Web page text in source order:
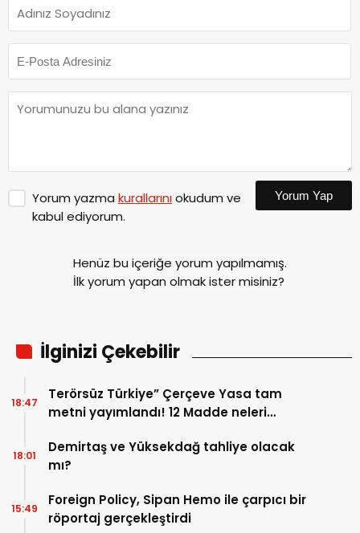
Yorum yazma kurallarınıokudum ve
kabul ediyorum.
Yorum Yap
Henüz bu içeriğe yorum yapılmamış.
İlk yorum yapan olmak ister misiniz?
İlginizi Çekebilir
Terörsüz Türkiye” Çerçeve Yasa tam
metni yayımlandı! 12 Madde neleri
18:47
Demirtaş ve Yüksekdağ tahliye olacak
mı?
18:01
Foreign Policy, Sipan Hemo ile çarpıcı bir
röportaj gerçekleştirdi
15:49